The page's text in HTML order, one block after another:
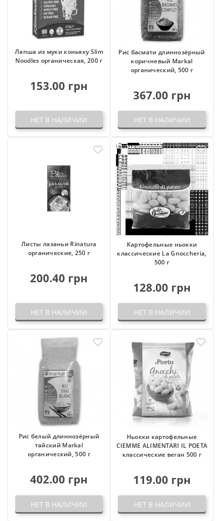
Лапша из муки коньяку Slim
Noodles органическая, 200 г
153.00 грн
НЕТ В НАЛИЧИИ
Рис басмати длиннозёрный
коричневый Markal
органический, 500 г
367.00 грн
НЕТ В НАЛИЧИИ
Листы лазаньи Rinatura
органические, 250 г
200.40 грн
НЕТ В НАЛИЧИИ
Картофельные ньокки
классические La Gnoccheria,
500 г
128.00 грн
НЕТ В НАЛИЧИИ
Рис белый длиннозёрный
тайский Markal
органический, 500 г
402.00 грн
НЕТ В НАЛИЧИИ
Ньокки картофельные
CIEMME ALIMENTARI IL POETA
классические веган 500 г
119.00 грн
НЕТ В НАЛИЧИИ